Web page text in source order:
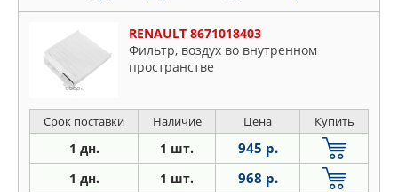
RENAULT 8671018403
Фильтp, вoздyx вo внyтpeннoм
пpocтpaнcтвe
Срок поставки Наличие Цена Купить
1 дн. 1 шт. 945 р.
1 дн. 1 шт. 968 р.